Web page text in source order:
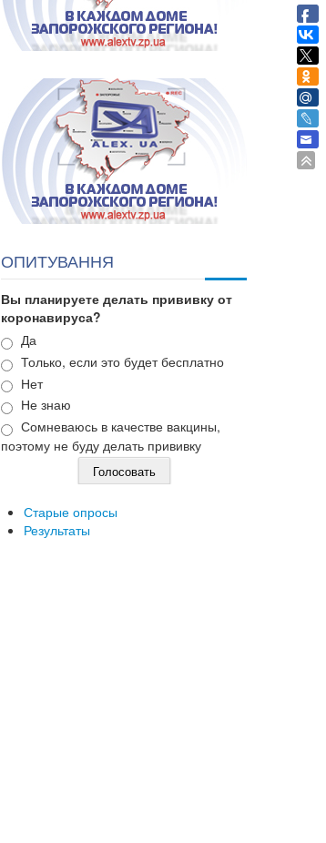
ОПИТУВАННЯ
Вы планируете делать прививку от
коронавируса?
Варианты
Да
Только, если это будет бесплатно
Нет
Не знаю
Сомневаюсь в качестве вакцины,
поэтому не буду делать прививку
Старые опросы
Результаты